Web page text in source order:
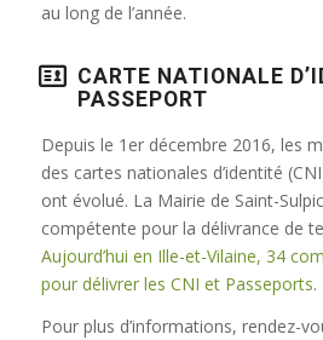
au long de l’année.
CARTE NATIONALE
PASSEPORT
Depuis le 1er décembre 2016, les
des cartes nationales d’identité
ont évolué. La Mairie de Saint-
compétente pour la délivrance de
Aujourd’hui en Ille-et-Vilaine, 34
pour délivrer les CNI et Passeports.
Pour plus d’informations, rendez-